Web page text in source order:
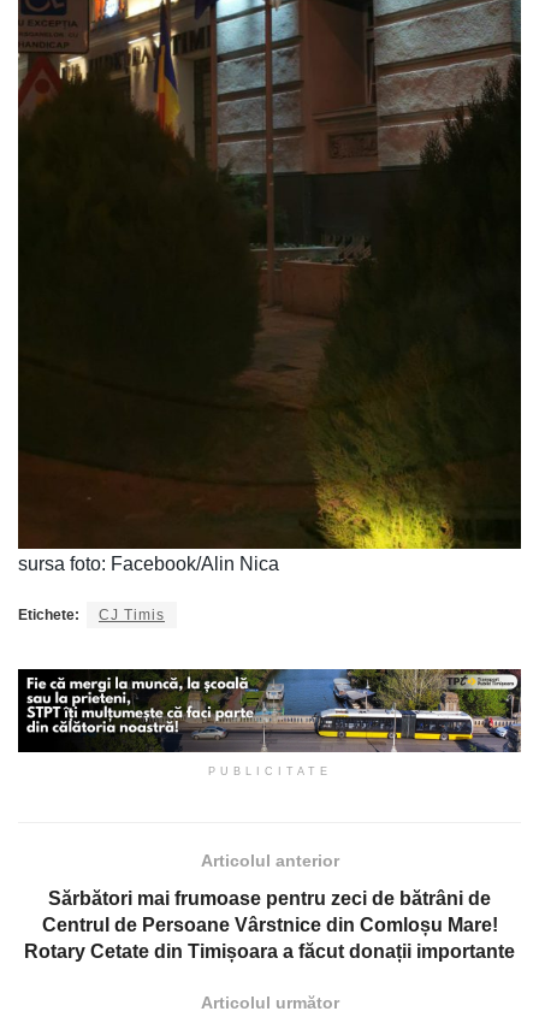
sursa foto: Facebook/Alin Nica
Etichete: CJ Timis
PUBLICITATE
Articolul anterior
Sărbători mai frumoase pentru zeci de bătrâni de
Centrul de Persoane Vârstnice din Comloșu Mare!
Rotary Cetate din Timișoara a făcut donații importante
Articolul următor